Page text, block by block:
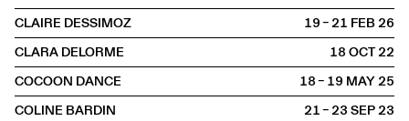
CLAIRE DESSIMOZ
19 – 21 FEB2026
CLARA DELORME
18 OCT2022
COCOON DANCE
18 – 19 MAY2025
COLINE BARDIN
21 – 23 SEP2023